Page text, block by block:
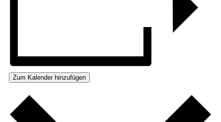
Zum Kalender hinzufügen